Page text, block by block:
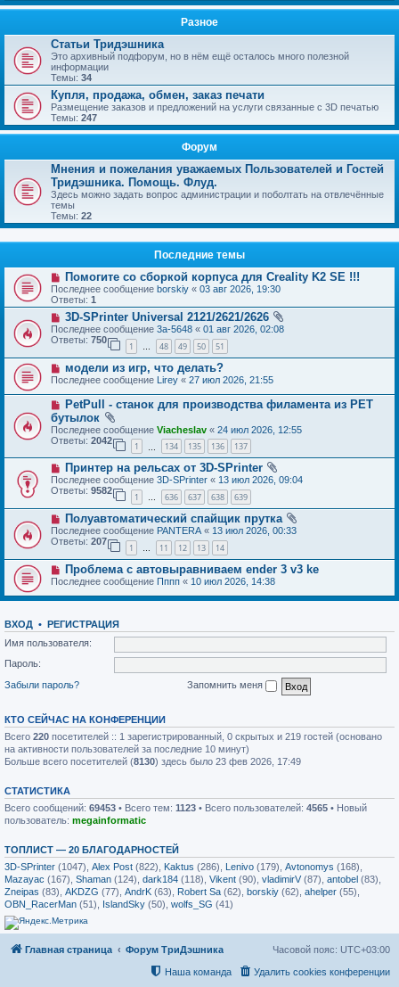
Разное
Статьи Тридэшника
Это архивный подфорум, но в нём ещё осталось много полезной
информации
Темы: 34
Купля, продажа, обмен, заказ печати
Размещение заказов и предложений на услуги связанные с 3D печатью
Темы: 247
Форум
Мнения и пожелания уважаемых Пользователей и Гостей
Тридэшника. Помощь. Флуд.
Здесь можно задать вопрос администрации и поболтать на отвлечённые
темы
Темы: 22
Последние темы
Помогите со сборкой корпуса для Creality K2 SE !!!
Последнее сообщение borskiy « 03 авг 2026, 19:30
Ответы: 1
3D-SPrinter Universal 2121/2621/2626
Последнее сообщение 3a-5648 « 01 авг 2026, 02:08
Ответы: 750
1 … 48 49 50 51
модели из игр, что делать?
Последнее сообщение Lirey « 27 июл 2026, 21:55
PetPull - cтанок для производства филамента из PET
бутылок
Последнее сообщение Viacheslav « 24 июл 2026, 12:55
Ответы: 2042
1 134 135 136 137
Принтер на рельсах от 3D-SPrinter
Последнее сообщение 3D-SPrinter « 13 июл 2026, 09:04
Ответы: 9582
1 … 636 637 638 639
Полуавтоматический спайщик прутка
Последнее сообщение PANTERA « 13 июл 2026, 00:33
Ответы: 207
1 … 11 12 13 14
Проблема с автовыравниваем ender 3 v3 ke
Последнее сообщение Пппп « 10 июл 2026, 14:38
ВХОД • РЕГИСТРАЦИЯ
Имя пользователя:
Пароль:
Забыли пароль?
Запомнить меня
КТО СЕЙЧАС НА КОНФЕРЕНЦИИ
Всего 220 посетителей :: 1 зарегистрированный, 0 скрытых и 219 гостей (основано
на активности пользователей за последние 10 минут)
Больше всего посетителей (8130) здесь было 23 фев 2026, 17:49
СТАТИСТИКА
Всего сообщений: 69453 • Всего тем: 1123 • Всего пользователей: 4565 • Новый
пользователь: megainformatic
ТОПЛИСТ — 20 БЛАГОДАРНОСТЕЙ
3D-SPrinter (1047), Alex Post (822), Kaktus (286), Lenivo (179), Avtonomys (168),
Mazayac (167), Shaman (124), dark184 (118), Vikent (90), vladimirV(87), antobel (83),
Zneipas (83), AKDZG (77), AndrK (63), Robert Sa (62), borskiy (62), ahelper (55),
OBN_RacerMan (51), IslandSky (50), wolfs_SG (41)
Главная страница Форум ТриДэшника Часовой пояс: UTC+03:00
Удалить cookies конференции
Наша команда